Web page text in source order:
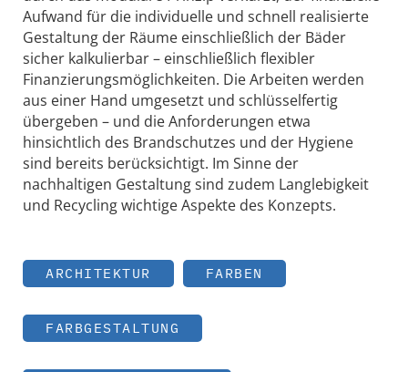
Aufwand für die individuelle und schnell realisierte
Gestaltung der Räume einschließlich der Bäder
sicher kalkulierbar – einschließlich flexibler
Finanzierungsmöglichkeiten. Die Arbeiten werden
aus einer Hand umgesetzt und schlüsselfertig
übergeben – und die Anforderungen etwa
hinsichtlich des Brandschutzes und der Hygiene
sind bereits berücksichtigt. Im Sinne der
nachhaltigen Gestaltung sind zudem Langlebigkeit
und Recycling wichtige Aspekte des Konzepts.
ARCHITEKTUR FARBEN
FARBGESTALTUNG